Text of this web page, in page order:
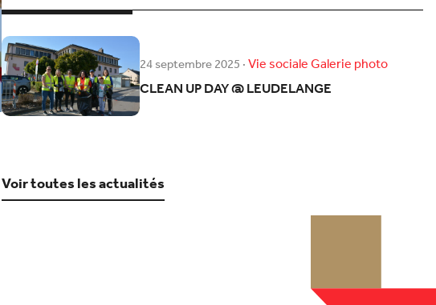
24 septembre 2025·Vie socialeGalerie photo
CLEAN UP DAY @ LEUDELANGE
Voir toutes les actualités